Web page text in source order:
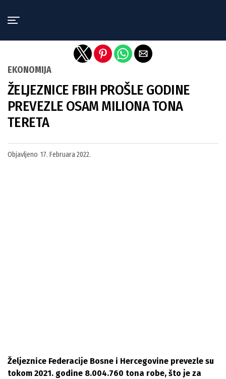
EKONOMIJA
ŽELJEZNICE FBIH PROŠLE GODINE
PREVEZLE OSAM MILIONA TONA
TERETA
Objavljeno 17. Februara 2022.
Željeznice Federacije Bosne i Hercegovine prevezle su
tokom 2021. godine 8.004.760 tona robe, što je za